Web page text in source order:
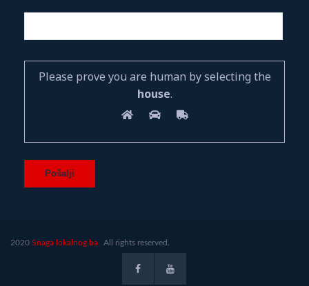
Please prove you are human by selecting the
house.
2020 Snaga lokalnog.ba. All rights reserved.